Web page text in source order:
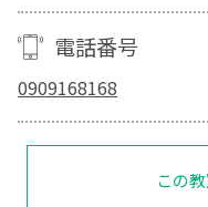
電話番号
0909168168
この